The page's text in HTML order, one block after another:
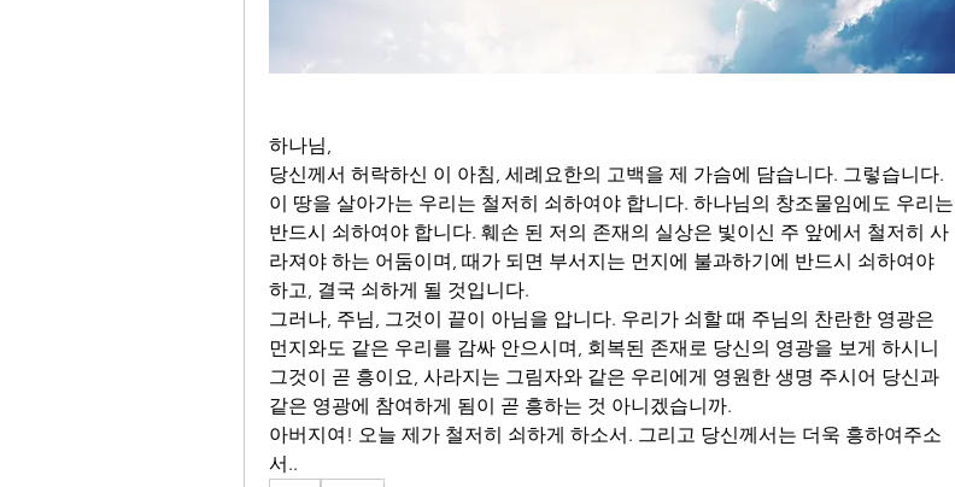
하나님,
당신께서 허락하신 이 아침, 세례요한의 고백을 제 가슴에 담습니다. 그렇습니다.
이 땅을 살아가는 우리는 철저히 쇠하여야 합니다. 하나님의 창조물임에도 우리는
반드시 쇠하여야 합니다. 훼손 된 저의 존재의 실상은 빛이신 주 앞에서 철저히 사
라져야 하는 어둠이며, 때가 되면 부서지는 먼지에 불과하기에 반드시 쇠하여야
하고, 결국 쇠하게 될 것입니다.
그러나, 주님, 그것이 끝이 아님을 압니다. 우리가 쇠할 때 주님의 찬란한 영광은
먼지와도 같은 우리를 감싸 안으시며, 회복된 존재로 당신의 영광을 보게 하시니
그것이 곧 흥이요, 사라지는 그림자와 같은 우리에게 영원한 생명 주시어 당신과
같은 영광에 참여하게 됨이 곧 흥하는 것 아니겠습니까.
아버지여! 오늘 제가 철저히 쇠하게 하소서. 그리고 당신께서는 더욱 흥하여주소
서..